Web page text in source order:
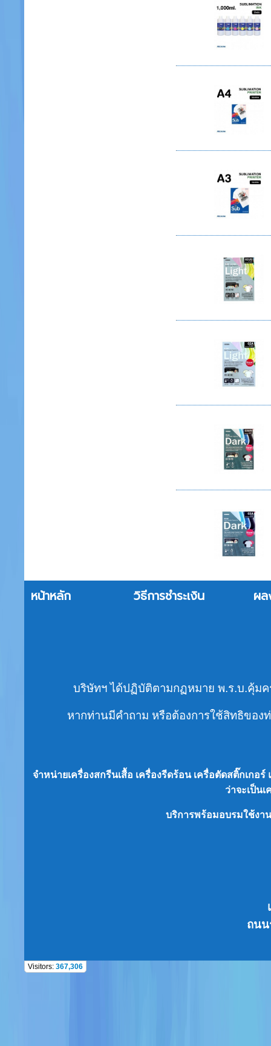
หน้าหลัก วิธีการชำระเงิน ผล
บริษัทฯ ได้ปฏิบัติตามกฏหมาย พ.ร.บ.คุ้ม
หากท่านมีคำถาม หรือต้องการใช้สิทธิของ
จำหน่ายเครื่องสกรีนเสื้อ เครื่องรีดร้อน เครื่อตัดสติ๊กเก
ว่าจะเป็นเ
บริการพร้อมอบรมใช้งา
ถนน
Visitors: 367,306